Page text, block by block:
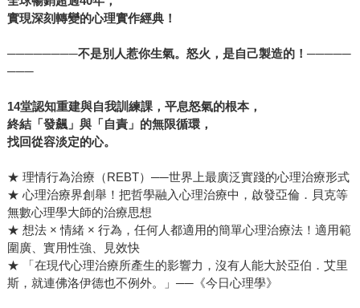
實現深刻轉變的心理實作經典！
────────不是別人惹你生氣。怒火，是自己製造的！─────
───
14堂認知重建與自我訓練課，平息怒氣的根本，
終結「發飆」與「自責」的無限循環，
找回從容淡定的心。
★ 理情行為治療（REBT）──世界上最廣泛實踐的心理治療形式
★ 心理治療界創舉！把哲學融入心理治療中，啟發亞倫．貝克等
無數心理學大師的治療思想
★ 想法 × 情緒 × 行為，任何人都適用的簡單心理治療法！適用範
圍廣、實用性強、見效快
★ 「在現代心理治療所產生的影響力，沒有人能大於亞伯．艾里
斯，就連佛洛伊德也不例外。」──《今日心理學》